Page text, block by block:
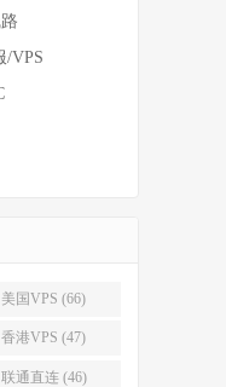
/VPS
美国VPS (66)
香港VPS (47)
联通直连 (46)